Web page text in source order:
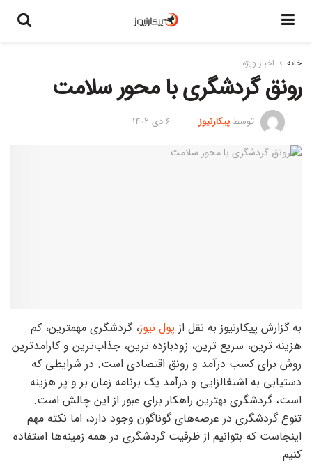
خانه اخبار ویژه
رونق گردشگری با محور سلامت
توسطپیکارنیوز 6 دی 1402
به گزارش پیکارنیوز به نقل از پول نیوز، گردشگری مهمترین، کم
هزینه ترین، سریع ترین، زودبازده ترین، جذاب‌ترین و کارامدترین
روش برای کسب درآمد و رونق اقتصادی است. در شرایطی که
دستیابی به اشتغالزایی و درآمد یک برنامه زمان بر و پر هزینه
است، گردشگری بهترین راهکار برای عبور از این چالش است.
تنوع گردشگری در عرصه‌های گوناگون وجود دارد، اما نکته مهم
اینجاست که بتوانیم از ظرفیت گردشگری در همه زمینه‌ها استفاده
کنیم.